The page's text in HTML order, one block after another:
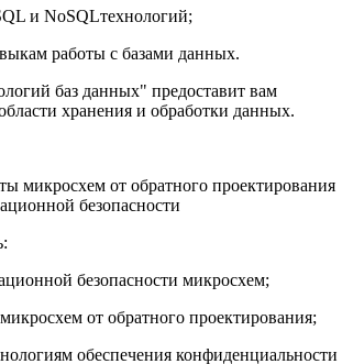
и NoSQLтехнологий;
работы с базами данных.
баз данных" предоставит вам
хранения и обработки данных.
микросхем от обратного проектирования
безопасности
безопасности микросхем;
от обратного проектирования;
обеспечения конфиденциальности